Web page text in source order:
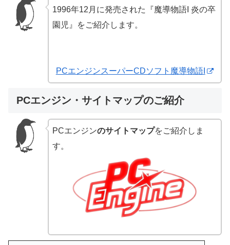
1996年12月に発売された『魔導物語I 炎の卒
園児』をご紹介します。
PCエンジンスーパーCDソフト魔導物語I
PCエンジン・サイトマップのご紹介
PCエンジンのサイトマップをご紹介しま
す。